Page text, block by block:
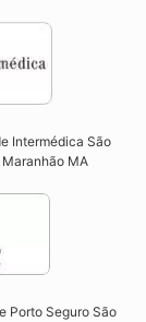
Intermédica São
MA​
Porto Seguro São